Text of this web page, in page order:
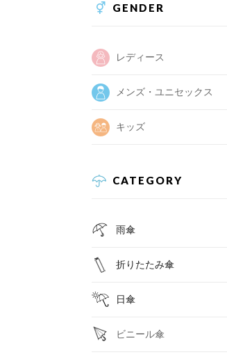
GENDER
レディース
メンズ・ユニセックス
キッズ
CATEGORY
雨傘
折りたたみ傘
日傘
ビニール傘